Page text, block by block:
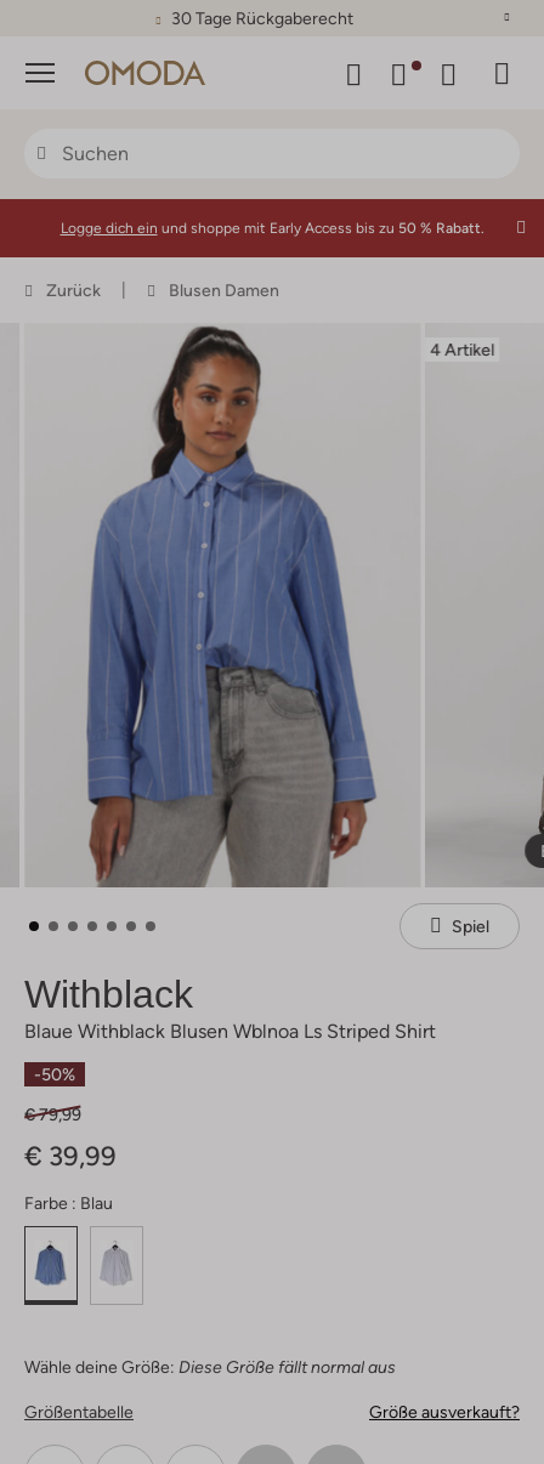
30 Tage Rückgaberecht
Menü
Logge dich ein und shoppe mit Early Access bis zu 50 % Rabatt.
Zurück Blusen Damen
4 Artikel
Spiel
Withblack
Blaue Withblack Blusen Wblnoa Ls Striped Shirt
-50%
€ 79,99
€ 39,99
Farbe : Blau
Wähle deine Größe: Diese Größe fällt normal aus
Größentabelle Größe ausverkauft?